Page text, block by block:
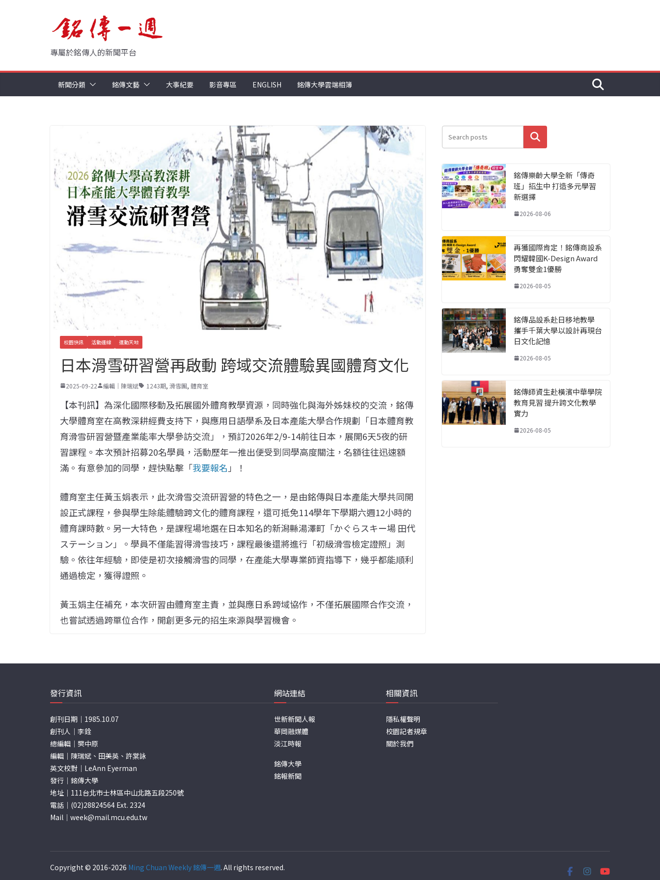
專屬於銘傳人的新聞平台
新聞分類 銘傳文藝 大事紀要 影音專區 ENGLISH 銘傳大學雲端相簿
校園快訊 活動連線 運動天地
日本滑雪研習營再啟動 跨域交流體驗異國體育文化
2025-09-22 編輯｜陳瑞斌 1243期, 滑雪團, 體育室
【本刊訊】為深化國際移動及拓展國外體育教學資源，同時強化與海外姊妹校的交流，銘傳
大學體育室在高教深耕經費支持下，與應用日語學系及日本產能大學合作規劃「日本體育教
育滑雪研習營暨產業能率大學參訪交流」，預訂2026年2/9-14前往日本，展開6天5夜的研
習課程。本次預計招募20名學員，活動歷年一推出便受到同學高度關注，名額往往迅速額
滿。有意參加的同學，趕快點擊「我要報名 」！
體育室主任黃玉娟表示，此次滑雪交流研習營的特色之一，是由銘傳與日本產能大學共同開
設正式課程，參與學生除能體驗跨文化的體育課程，還可抵免114學年下學期六週12小時的
體育課時數。另一大特色，是課程場地選在日本知名的新潟縣湯澤町「かぐらスキー場 田代
ステーション」。學員不僅能習得滑雪技巧，課程最後還將進行「初級滑雪檢定證照」測
驗。依往年經驗，即使是初次接觸滑雪的同學，在產能大學專業師資指導下，幾乎都能順利
通過檢定，獲得證照。
黃玉娟主任補充，本次研習由體育室主責，並與應日系跨域協作，不僅拓展國際合作交流，
也嘗試透過跨單位合作，開創更多元的招生來源與學習機會。
搜尋
銘傳樂齡大學全新「傳奇
班」招生中 打造多元學習
新選擇
2026-08-06
再獲國際肯定！銘傳商設系
閃耀韓國K-Design Award
勇奪雙金1優勝
2026-08-05
銘傳品設系赴日移地教學
攜手千葉大學以設計再現台
日文化記憶
2026-08-05
銘傳師資生赴橫濱中華學院
教育見習 提升跨文化教學
實力
2026-08-05
發行資訊
創刊日期｜1985.10.07
創刊人｜李銓
總編輯｜樊中原
編輯｜陳瑞斌、田美英、許棠詠
英文校對｜LeAnn Eyerman
發行｜銘傳大學
地址｜111台北市士林區中山北路五段250號
電話｜(02)28824564 Ext. 2324
Mail｜ week@mail.mcu.edu.tw
網站連結
世新新聞人報
華岡融媒體
淡江時報
銘傳大學
銘報新聞
相關資訊
隱私權聲明
校園記者規章
關於我們
Copyright © 2016-2026 Ming Chuan Weekly 銘傳一週. All rights reserved.